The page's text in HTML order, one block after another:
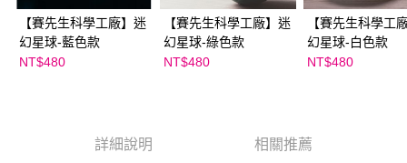
【賽先生科學工廠】迷
幻星球-藍色款
NT$480
【賽先生科學工廠】迷
幻星球-綠色款
NT$480
【賽先生科學工
幻星球-白色款
NT$480
詳細說明 相關推薦